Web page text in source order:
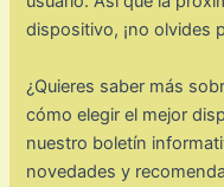
dispositivo, ¡no olvides
¿Quieres saber más
cómo elegir el mejor
nuestro boletín
novedades y